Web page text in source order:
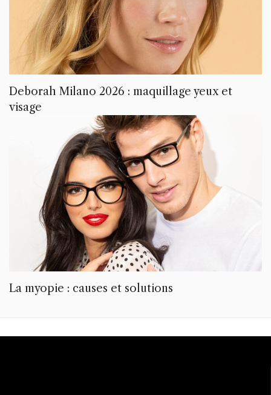
Deborah Milano 2026 : maquillage yeux et
visage
La myopie : causes et solutions